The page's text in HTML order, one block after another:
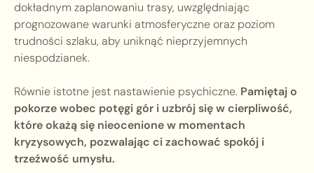
dokładnym zaplanowaniu trasy, uwzględniając
prognozowane warunki atmosferyczne oraz poziom
trudności szlaku, aby uniknąć nieprzyjemnych
niespodzianek.
Równie istotne jest nastawienie psychiczne. Pamiętaj o
pokorze wobec potęgi gór i uzbrój się w cierpliwość,
które okażą się nieocenione w momentach
kryzysowych, pozwalając ci zachować spokój i
trzeźwość umysłu.